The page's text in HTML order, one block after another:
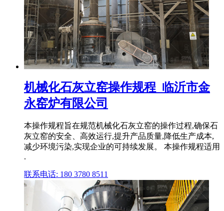
机械化石灰立窑操作规程_临沂市金
永窑炉有限公司
本操作规程旨在规范机械化石灰立窑的操作过程,确保石
灰立窑的安全、高效运行,提升产品质量,降低生产成本,
减少环境污染,实现企业的可持续发展。 本操作规程适用
.
联系电话: 180 3780 8511